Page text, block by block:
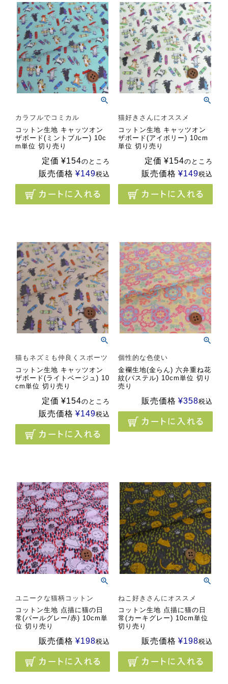
カラフルでコミカル
コットン生地 キャッツオン
ザボード(ミントブルー) 10c
m単位 切り売り
定価 ¥154のところ
販売価格 ¥149税込
猫好きさんにオススメ
コットン生地 キャッツオン
ザボード(アイボリー) 10cm
単位 切り売り
定価 ¥154のところ
販売価格 ¥149税込
猫もネズミも仲良くスポーツ
コットン生地 キャッツオン
ザボード(ライトベージュ) 10
cm単位 切り売り
定価 ¥154のところ
販売価格 ¥149税込
個性的な色使い
金襴生地(金らん) 六弁重ね花
紋(パステル) 10cm単位 切り
売り
販売価格 ¥358税込
ユニークな猫柄コットン
コットン生地 点描に猫の日
常(パールグレー/赤) 10cm単
位 切り売り
販売価格 ¥198税込
ねこ好きさんにオススメ
コットン生地 点描に猫の日
常(カーキグレー) 10cm単位
切り売り
販売価格 ¥198税込